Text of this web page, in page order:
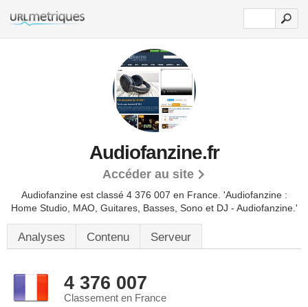
Audiofanzine.fr
Accéder au site
Audiofanzine est classé 4 376 007 en France. 'Audiofanzine :
Home Studio, MAO, Guitares, Basses, Sono et DJ - Audiofanzine.'
Analyses Contenu Serveur
4 376 007
Classement en France